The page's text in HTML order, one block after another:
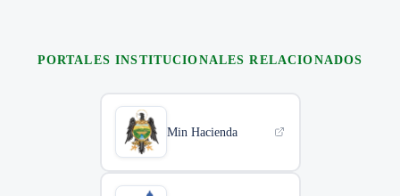
PORTALES INSTITUCIONALES RELACIONADOS
Min Hacienda